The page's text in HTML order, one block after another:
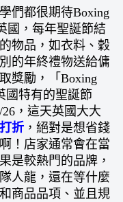
們都很期待Boxing
國，每年聖誕節結
物品，如衣料、穀
的年終禮物送給傭
獎勵，「Boxing
國特有的聖誕節
，這天英國大大
折 ，絕對是想省錢
！店家通常會在當
是較熱門的品牌，
人龍，還在等什麼
商品品項、並且規